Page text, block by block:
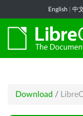
English 中
Download /